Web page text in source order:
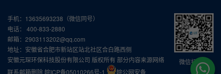
微信扫一扫
手机：13635693238（微信同号）
电话： 400-833-2880
邮箱：2903113202@qq.com
地址：安徽省合肥市新站区站北社区合白路西侧
安徽元琛环保科技股份有限公司 版权所有 部分内容来源网络
联系邮箱删除 皖ICP备05010266号-1 皖公网安备